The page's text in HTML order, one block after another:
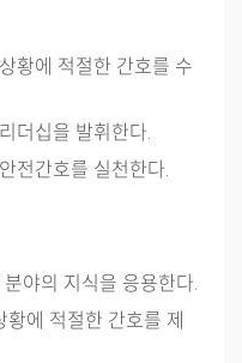
황에 적절한 간호를 수
더십을 발휘한다.
전간호를 실천한다.
야의 지식을 응용한다.
에 적절한 간호를 제